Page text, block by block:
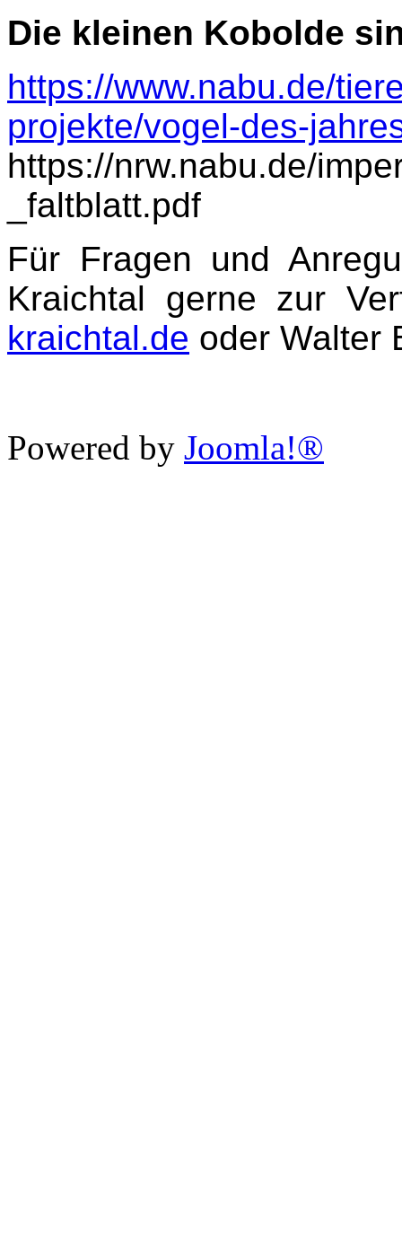
Die kleinen Kobolde
https://www.nabu.de/
projekte/vogel-des-
https://nrw.nabu.de/
_faltblatt.pdf
Für Fragen und
Kraichtal gerne zur
kraichtal.de oder Walter
Powered by Joomla!®